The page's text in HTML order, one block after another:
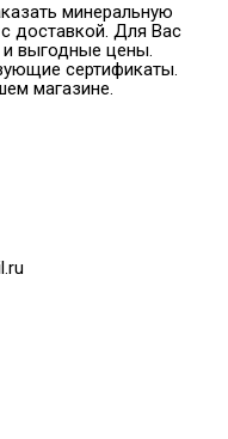
минеральную
доставкой. Для Вас
и выгодные цены.
сертификаты.
магазине.